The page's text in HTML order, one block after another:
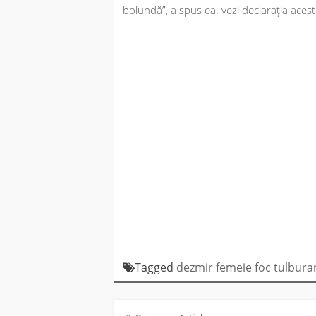
bolundă”, a spus ea. vezi declaraţia
Tagged dezmirfemeie foc